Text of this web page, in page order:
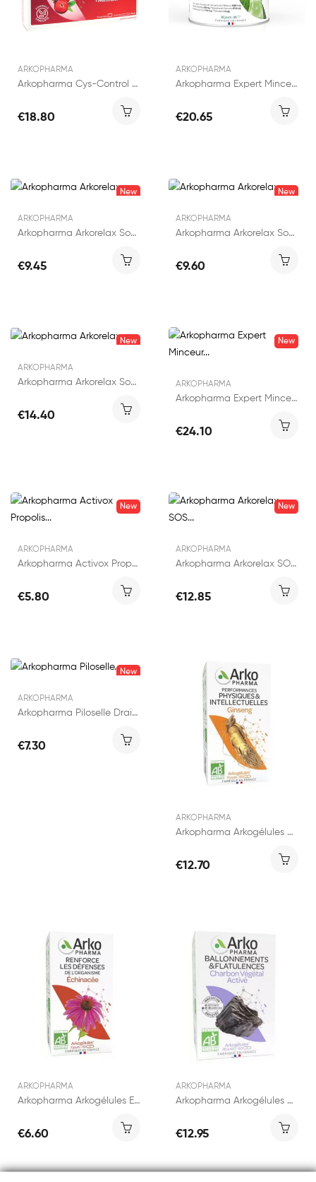
ARKOPHARMA
Arkopharma Cys-Control Fort 10 Sachets + 5...
€18.80
ARKOPHARMA
Arkopharma Expert Minceur GLP-1 Pot 270g
€20.65
New
ARKOPHARMA
Arkopharma Arkorelax Sommeil Flash 20ml
€9.45
New
ARKOPHARMA
Arkopharma Arkorelax Sommeil Fort 30 gummies
€9.60
New
ARKOPHARMA
Arkopharma Arkorelax Sommeil Fort 60 gummies
€14.40
New
ARKOPHARMA
Arkopharma Expert Minceur GLP-1 270g
€24.10
New
ARKOPHARMA
Arkopharma Activox Propolis comprimés à Sucer...
€5.80
New
ARKOPHARMA
Arkopharma Arkorelax SOS Stress Spray 15ml
€12.85
New
ARKOPHARMA
Arkopharma Piloselle Draineur 45 gélules
€7.30
ARKOPHARMA
Arkopharma Arkogélules Ginseng 45 gélules
€12.70
ARKOPHARMA
Arkopharma Arkogélules Echinacée 45 gélules
€6.60
ARKOPHARMA
Arkopharma Arkogélules Carotte 80 capsules
€12.95